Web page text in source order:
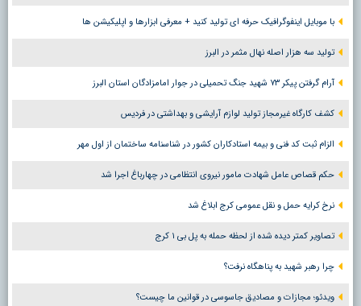
با موبایل اینفوگرافیک حرفه ای تولید کنید + معرفی ابزارها و اپلیکیشن ها
تولید سه هزار اصله نهال مثمر در البرز
آرام گرفتن پیکر ۷۳ شهید جنگ تحمیلی در جوار امامزادگان استان البرز
کشف کارگاه غیرمجاز تولید لوازم آرایشی و بهداشتی در فردیس
الزام ثبت کد فنی و بیمه استادکاران کشور در شناسنامه ساختمان از اول مهر
حکم قصاص عامل شهادت مامور نیروی انتظامی در چهارباغ اجرا شد
نرخ کرایه حمل و نقل عمومی کرج ابلاغ شد
تصاویر کمتر دیده شده از لحظه حمله به پل بی ۱ کرج
چرا رهبر شهید به پناهگاه نرفت؟
ویدئو؛ مجازات و مصادیق جاسوسی در قوانین ما چیست؟